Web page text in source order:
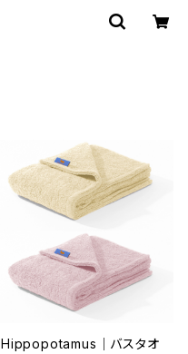
Hippopotamus｜バスタオ